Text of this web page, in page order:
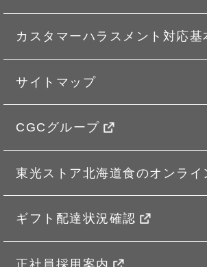
カスタマーハラスメント対応基
サイトマップ
CGCグループ
東光ストア北海道食のオンライ
ギフト配達状況確認
正社員採用案内